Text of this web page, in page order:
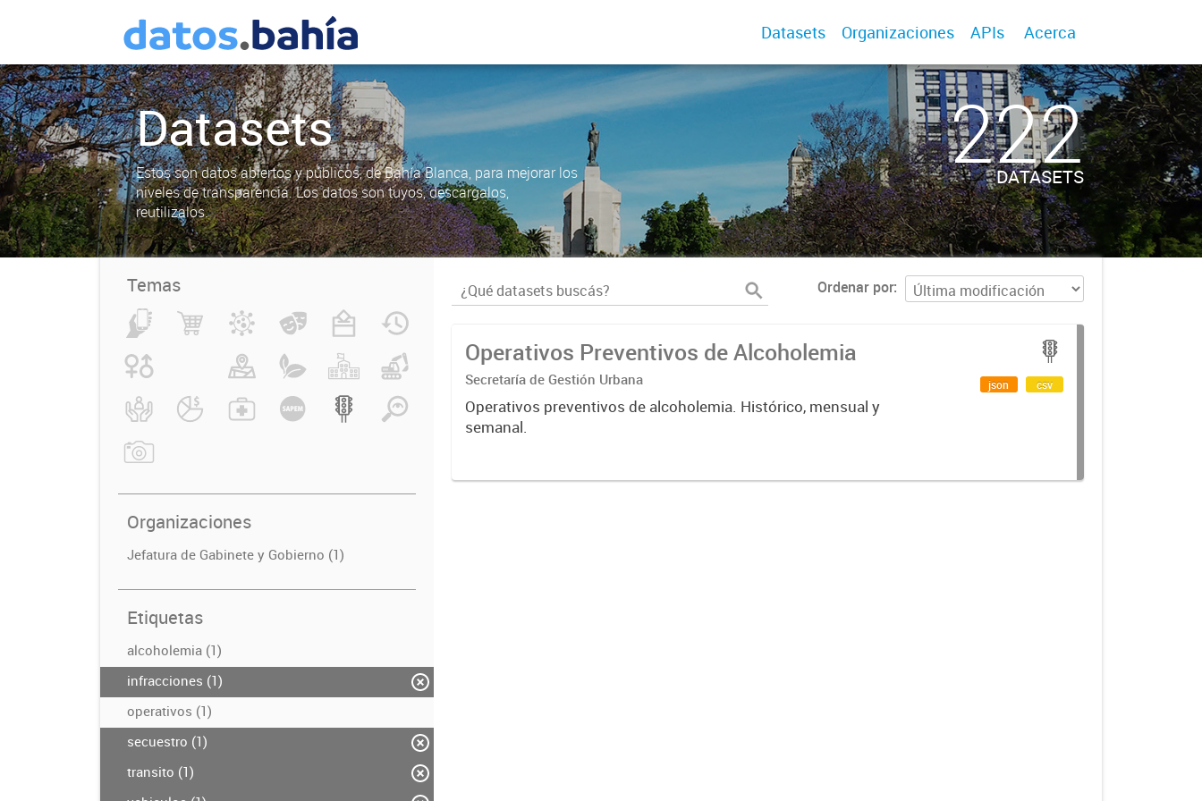
Datasets Organizaciones APIs Acerca
Datasets
Estos son datos abiertos y públicos, de Bahía Blanca, para mejorar los
niveles de transparencia. Los datos son tuyos, descargalos,
reutilizalos.
222
DATASETS
Temas
Organizaciones
Jefatura de Gabinete y Gobierno (1)
Etiquetas
alcoholemia (1)
infracciones (1)
operativos (1)
secuestro (1)
transito (1)
Ordenar por
Operativos Preventivos de Alcoholemia
Secretaría de Gestión Urbana
Operativos preventivos de alcoholemia. Histórico, mensual y
semanal.
json csv